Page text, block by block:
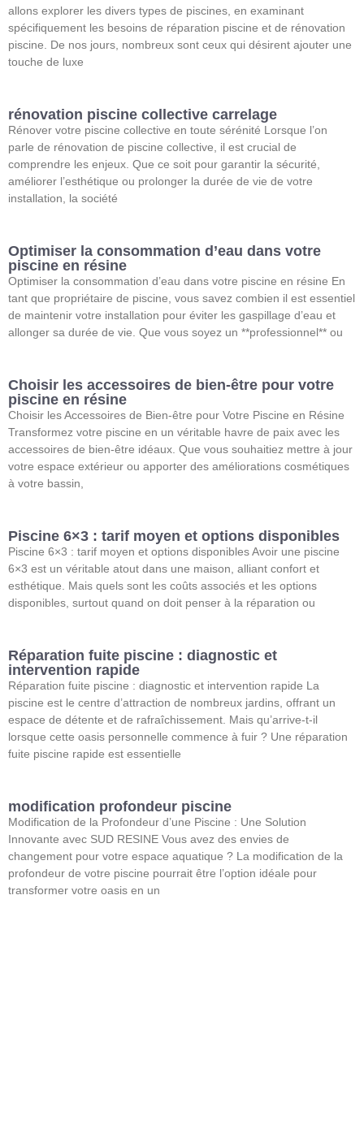
allons explorer les divers types de piscines, en examinant
spécifiquement les besoins de réparation piscine et de rénovation
piscine. De nos jours, nombreux sont ceux qui désirent ajouter une
touche de luxe
rénovation piscine collective carrelage
Rénover votre piscine collective en toute sérénité Lorsque l’on
parle de rénovation de piscine collective, il est crucial de
comprendre les enjeux. Que ce soit pour garantir la sécurité,
améliorer l’esthétique ou prolonger la durée de vie de votre
installation, la société
Optimiser la consommation d’eau dans votre
piscine en résine
Optimiser la consommation d’eau dans votre piscine en résine En
tant que propriétaire de piscine, vous savez combien il est essentiel
de maintenir votre installation pour éviter les gaspillage d’eau et
allonger sa durée de vie. Que vous soyez un **professionnel** ou
Choisir les accessoires de bien-être pour votre
piscine en résine
Choisir les Accessoires de Bien-être pour Votre Piscine en Résine
Transformez votre piscine en un véritable havre de paix avec les
accessoires de bien-être idéaux. Que vous souhaitiez mettre à jour
votre espace extérieur ou apporter des améliorations cosmétiques
à votre bassin,
Piscine 6×3 : tarif moyen et options disponibles
Piscine 6×3 : tarif moyen et options disponibles Avoir une piscine
6×3 est un véritable atout dans une maison, alliant confort et
esthétique. Mais quels sont les coûts associés et les options
disponibles, surtout quand on doit penser à la réparation ou
Réparation fuite piscine : diagnostic et
intervention rapide
Réparation fuite piscine : diagnostic et intervention rapide La
piscine est le centre d’attraction de nombreux jardins, offrant un
espace de détente et de rafraîchissement. Mais qu’arrive-t-il
lorsque cette oasis personnelle commence à fuir ? Une réparation
fuite piscine rapide est essentielle
modification profondeur piscine
Modification de la Profondeur d’une Piscine : Une Solution
Innovante avec SUD RESINE Vous avez des envies de
changement pour votre espace aquatique ? La modification de la
profondeur de votre piscine pourrait être l’option idéale pour
transformer votre oasis en un